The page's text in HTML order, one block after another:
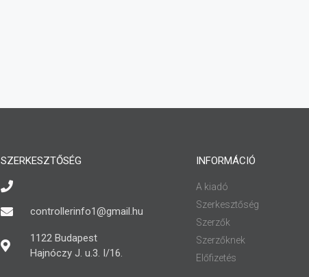
SZERKESZTŐSÉG
controllerinfo1@gmail.hu
1122 Budapest
Hajnóczy J. u.3. I/16.
INFORMÁCIÓ
A kiadó
Szerkesztőség
Szerzők
Szerzőknek
Előfizetés